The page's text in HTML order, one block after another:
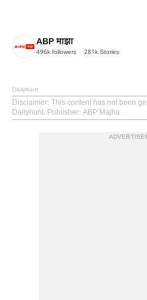
ABP माझा
496k followers 281k Stories
Dailyhunt
Disclaimer: This content has not been
Dailyhunt. Publisher: ABP Majha